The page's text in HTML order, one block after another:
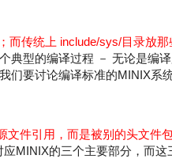
而传统上 include/sys/目录放
典型的编译过程 － 无论是编
们要讨论编译标准的MINIX系
件引用，而是被别的头文件包
MINIX的三个主要部分，而这